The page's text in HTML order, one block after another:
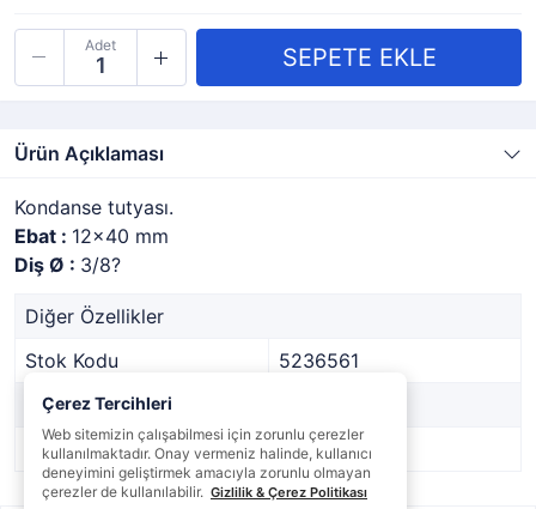
Adet
Ürün Açıklaması
Kondanse tutyası.
Ebat : 12x40 mm
Diş Ø : 3/8?
Diğer Özellikler
Stok Kodu
5236561
Marka
Stok Durumu
Var
Çerez Tercihleri
Web sitemizin çalışabilmesi için zorunlu çerezler
kullanılmaktadır. Onay vermeniz halinde, kullanıcı
deneyimini geliştirmek amacıyla zorunlu olmayan
çerezler de kullanılabilir. Gizlilik & Çerez Politikası